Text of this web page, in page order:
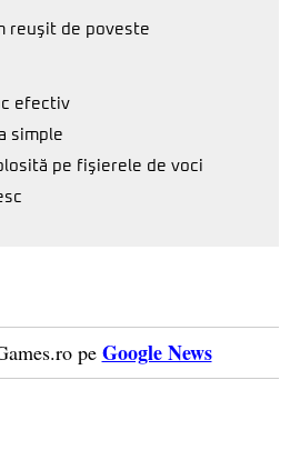
reuşit de poveste
efectiv
simple
pe fişierele de voci
pe Google News